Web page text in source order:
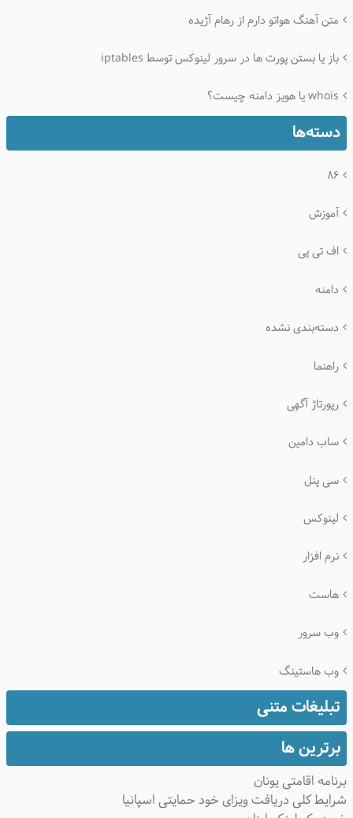
متن آهنگ هواتو دارم از رهام آژیده
باز یا بستن پورت ها در سرور لینوکس توسط iptables
whois یا هویز دامنه چیست؟
دسته‌ها
۸۶
آموزش
اف تی پی
دامنه
دسته‌بندی نشده
راهنما
رپورتاژ آگهی
ساب دامین
سی پنل
لینوکس
نرم افزار
هاست
وب سرور
وب هاستینگ
تبلیغات متنی
برترین ها
برنامه اقامتی یونان
شرایط کلی دریافت ویزای خود حمایتی اسپانیا